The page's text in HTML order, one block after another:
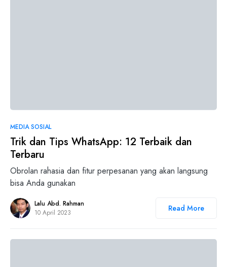
MEDIA SOSIAL
Trik dan Tips WhatsApp: 12 Terbaik dan
Terbaru
Obrolan rahasia dan fitur perpesanan yang akan langsung
bisa Anda gunakan
Lalu Abd. Rahman
10 April 2023
Read More